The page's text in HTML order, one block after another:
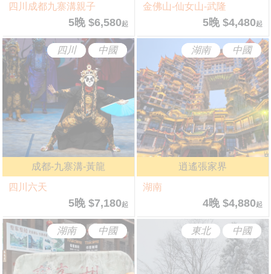
免費取得 Sun N Sea 最新資訊
2926 1668(旺角)
四川成都九寨溝親子
5晚 $6,580起
金佛山-仙女山-武隆
5晚 $4,480起
四川 中國
成都-九寨溝-黃龍
四川六天
5晚 $7,180起
湖南 中國
逍遙張家界
湖南
4晚 $4,880起
湖南 中國 東北 中國